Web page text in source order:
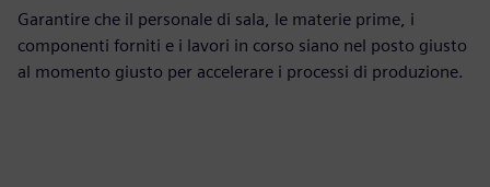
Garantire che il personale di sala, le materie prime, i
componenti forniti e i lavori in corso siano nel posto giusto
al momento giusto per accelerare i processi di produzione.